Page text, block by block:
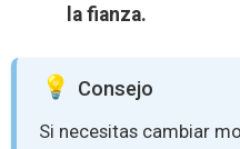
la fianza.
Consejo
Si necesitas cambiar